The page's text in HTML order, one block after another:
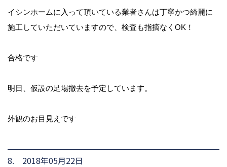
イシンホームに入って頂いている業者さんは丁寧かつ綺麗に
施工していただいていますので、検査も指摘なくOK！
合格です
明日、仮設の足場撤去を予定しています。
外観のお目見えです
8. 2018年05月22日